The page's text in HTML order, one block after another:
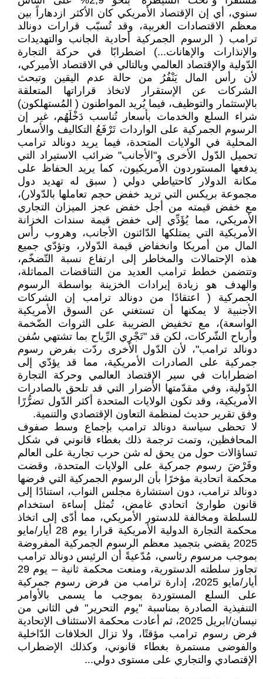
سنوي، أي إن الإقتصاد الأمريكي كان الأكثر ازدهاراً بين
معظم الاقتصادات الغربية، وقد تُسبّب قرارات دونالد
ترامب ( الرسوم الجمركية أحادية الجانب والتهديدات
والإنذارات والإهانات...) اضطرابًا في حركة التجارة
الدّولية والإقتصاد العالمي وبالتالي في الاقتصاد الأميركي،
لأن رأس المال يَنْفُرُ من حالة عدم اليقين وتبحث
الشركات عن الإستقرار لاتخاذ قراراتها المتعلقة
بالإستثمار والتوظيف، فيما يُريد المواطنون ( المُستهلكون)
شراء السلع والخدمات بأسعار تُناسب دَخْلَهُم، غير إن
الرسوم الجمركية على الواردات تَرْفَعُ التكاليف والأسعار
المحلية في الولايات المتحدة، فيما يريد دونالد ترامب
تحميل الدّول الأخرى و"الأجانب" ضرائب الاستيراد التي
يدفعها المستوردون الأمريكيون، كما يريد الحفاظ على
مكانة الدولار كاحتياطي دولي ( سبق له تهديد دول
مجموعة بريكس التي تريد خفض حجم تعاملها بالدّولار)،
مع خفض قيمته من أجل خفض عجز الميزان التجاري
الأمريكي، مما يُؤَدِّي إلى خفض قيمة سندات الخزانة
الأمريكية التي يمتلكها الدّائنون الأجانب، وهروب رأس
المال من أمريكا وانخفاض قيمة الدّولار، وتؤدّي جميع
هذه الإحتمالات والمخاطر إلى ارتفاع نسبة التّضخّم،
وتتضمن خطط ترامب العديد من التناقضات المماثلة،
والهدف هو زيادة إيرادات الخزينة بواسطة الرسوم
الجمركية ( اعتقادًا من دونالد ترامب إن الشركات
الأجنبية لا يمكنها أن تستغني عن السوق الأمريكية
الواسعة)، مع تخفيض الضريبة على الثروات الضّخمة
وأرباح الشّركات، لكن قد "تَجْرِي الرِّياح بما تشتهي سُفن
دونالد ترامب"، لأن الدّول الأخرى ردّت بفرض رسوم
جمركية على الصادرات الأمريكية، مما قد يؤدّي إلى
اضطرابات في سير الإقتصاد العالمي وحركة التجارة
الدّولية، وفي مقدّمتها الأضرار التي قد تلحق بالصادرات
الأمريكية، وقد تكون الولايات المتحدة أكثر الدّول تضرُّرًا
وفق تقرير حديث لمنظمة التعاون الإقتصادي والتنمية.
لا تحظى سياسة دونالد ترامب بإجماع وسط صفوف
المحافظين، وتمت ترجمة ذلك بغطاء قانوني في شكل
تساؤالات حول من يحق له شن حرب تجارية على العالم
وفَرْضَ رسوم جمركية على الولايات المتحدة، وقضت
محكمة اتحادية مؤخرًا بأن الرسوم الجمركية التي فرضها
دونالد ترامب، دون استشارة مجلس النواب، استنادًا إلى
قانون طوارئ اتحادي غامض، تُمثل إساءة استخدام
للسلطة ومخالفة للدستور الأمريكي، مما أدّى إلى اتخاذ
محكمة التجارة الدولية الأمريكية قرارا يوم 28 أيار/مايو
2025 يقضي بتجميد معظم الرسوم الجمركية المفروضة
بموجب مرسوم رئاسي، مُدّعيةً أن الرئيس دونالد ترامب
تجاوز سلطته الدستورية، ومنعت محكمة ثانية – يوم 29
أيار/مايو 2025، إدارة ترامب من فرض رسوم جمركية
على السلع المستوردة بموجب ما يسمى بالأوامر
التنفيذية الصادرة بمناسبة "يوم التحرير" في الثاني من
نيسان/ابريل 2025، ثم أعادت محكمة الاستئناف الإتحادية
فرض رسوم ترامب مؤقتًا، ولا تزال الخلافات الدّاخلية
والفوضى مستمرة بغطاء قانوني، وكذلك الإضطراب
الإقتصادي والتجاري على مستوى دولي...